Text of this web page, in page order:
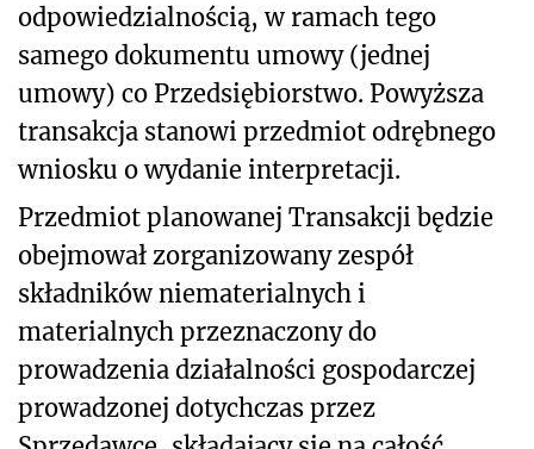
odpowiedzialnością, w ramach tego
samego dokumentu umowy (jednej
umowy) co Przedsiębiorstwo. Powyższa
transakcja stanowi przedmiot odrębnego
wniosku o wydanie interpretacji.
Przedmiot planowanej Transakcji będzie
obejmował zorganizowany zespół
składników niematerialnych i
materialnych przeznaczony do
prowadzenia działalności gospodarczej
prowadzonej dotychczas przez